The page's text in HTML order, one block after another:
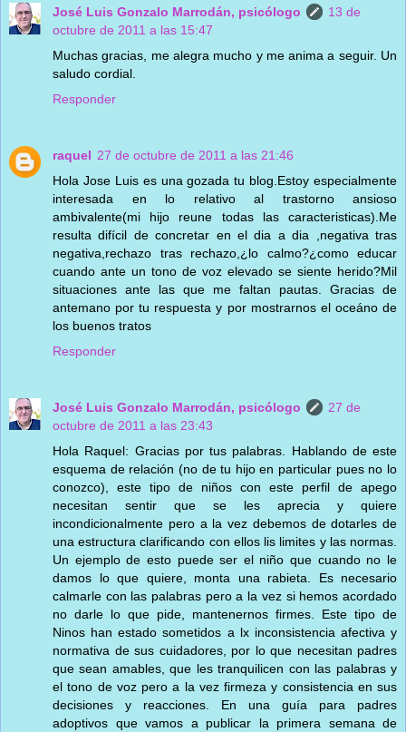
José Luis Gonzalo Marrodán, psicólogo
13 de
octubre de 2011 a las 15:47
Muchas gracias, me alegra mucho y me anima a seguir. Un
saludo cordial.
Responder
raquel 27 de octubre de 2011 a las 21:46
Hola Jose Luis es una gozada tu blog.Estoy especialmente
interesada en lo relativo al trastorno ansioso
ambivalente(mi hijo reune todas las caracteristicas).Me
resulta difícil de concretar en el dia a dia ,negativa tras
negativa,rechazo tras rechazo,¿lo calmo?¿como educar
cuando ante un tono de voz elevado se siente herido?Mil
situaciones ante las que me faltan pautas. Gracias de
antemano por tu respuesta y por mostrarnos el oceáno de
los buenos tratos
Responder
José Luis Gonzalo Marrodán, psicólogo
27 de
octubre de 2011 a las 23:43
Hola Raquel: Gracias por tus palabras. Hablando de este
esquema de relación (no de tu hijo en particular pues no lo
conozco), este tipo de niños con este perfil de apego
necesitan sentir que se les aprecia y quiere
incondicionalmente pero a la vez debemos de dotarles de
una estructura clarificando con ellos lis limites y las normas.
Un ejemplo de esto puede ser el niño que cuando no le
damos lo que quiere, monta una rabieta. Es necesario
calmarle con las palabras pero a la vez si hemos acordado
no darle lo que pide, mantenernos firmes. Este tipo de
Ninos han estado sometidos a lx inconsistencia afectiva y
normativa de sus cuidadores, por lo que necesitan padres
que sean amables, que les tranquilicen con las palabras y
el tono de voz pero a la vez firmeza y consistencia en sus
decisiones y reacciones. En una guía para padres
adoptivos que vamos a publicar la primera semana de